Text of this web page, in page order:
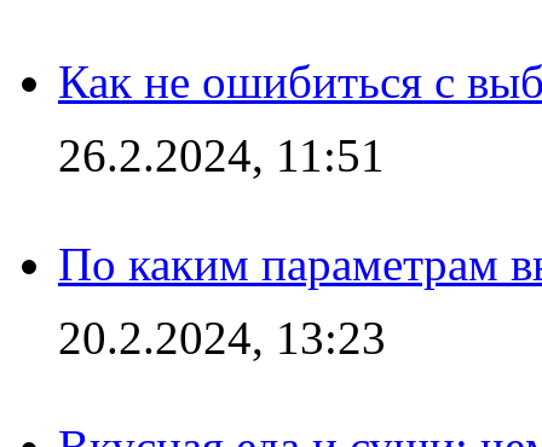
Как не ошибиться с
26.2.2024, 11:51
По каким параметрам
20.2.2024, 13:23